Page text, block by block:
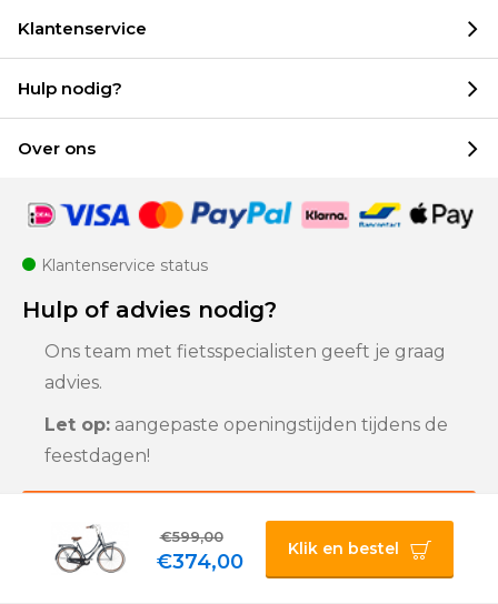
€374,00
€599,00
Klik en bestel
Klantenservice
Hulp nodig?
Over ons
Klantenservice status
Hulp of advies nodig?
Ons team met fietsspecialisten geeft je graag
advies.
Let op: aangepaste openingstijden tijdens de
feestdagen!
Klantenservice
Privacybeleid | Algemene voorwaarden |